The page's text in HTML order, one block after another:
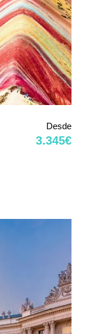
Desde
3.345€